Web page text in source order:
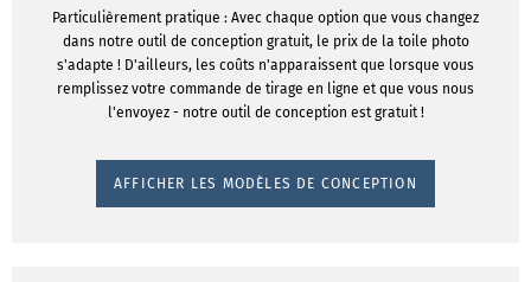
Particulièrement pratique : Avec chaque option que vous changez
dans notre outil de conception gratuit, le prix de la toile photo
s'adapte ! D'ailleurs, les coûts n'apparaissent que lorsque vous
remplissez votre commande de tirage en ligne et que vous nous
l'envoyez - notre outil de conception est gratuit !
AFFICHER LES MODÈLES DE CONCEPTION